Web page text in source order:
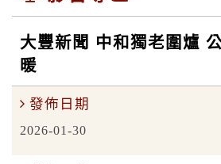
大豐新聞 中和獨老圍爐
暖
發佈日期
2026-01-30